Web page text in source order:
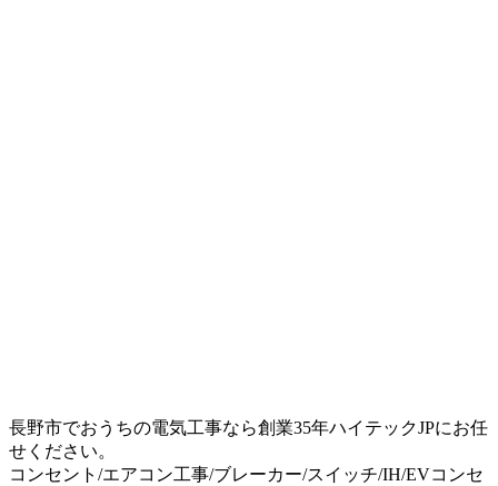
長野市でおうちの電気工事なら創業35年ハイテックJPにお任
せください。
コンセント/エアコン工事/ブレーカー/スイッチ/IH/EVコンセ